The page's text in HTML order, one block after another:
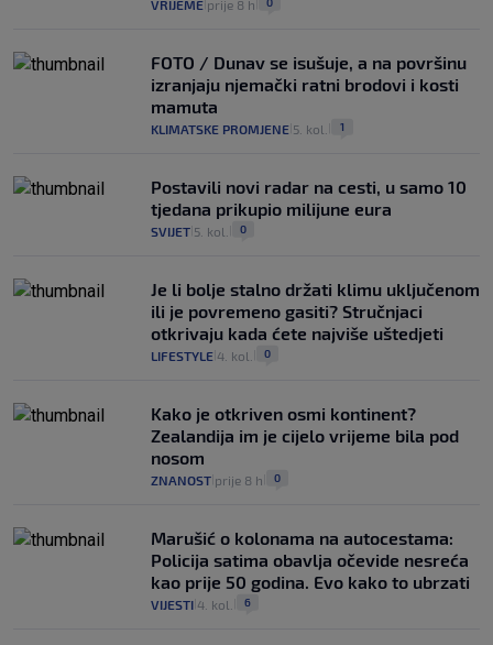
VRIJEME prije 8 h
FOTO / Dunav se isušuje, a na površinu
izranjaju njemački ratni brodovi i kosti
mamuta
KLIMATSKE PROMJENE 5. kol. 1
Postavili novi radar na cesti, u samo 10
tjedana prikupio milijune eura
SVIJET 5. kol. 0
Je li bolje stalno držati klimu uključenom
ili je povremeno gasiti? Stručnjaci
otkrivaju kada ćete najviše uštedjeti
LIFESTYLE 4. kol. 0
Kako je otkriven osmi kontinent?
Zealandija im je cijelo vrijeme bila pod
nosom
ZNANOST prije 8 h 0
Marušić o kolonama na autocestama:
Policija satima obavlja očevide nesreća
kao prije 50 godina. Evo kako to ubrzati
VIJESTI 4. kol. 6